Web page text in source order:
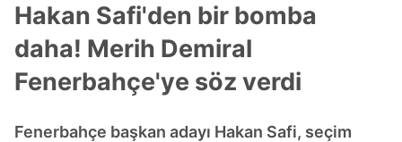
Hakan Safi'den bir bomba
daha! Merih Demiral
Fenerbahçe'ye söz verdi
Fenerbahçe başkan adayı Hakan Safi, seçim